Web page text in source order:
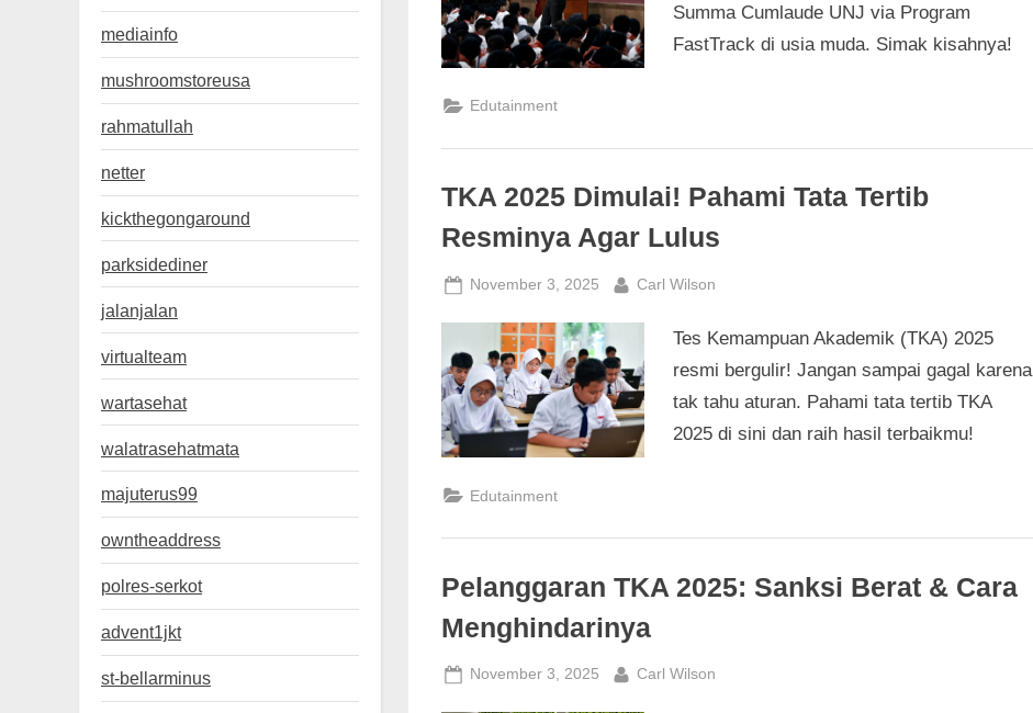
Summa Cumlaude UNJ via Program
FastTrack di usia muda. Simak kisahnya!
Edutainment
TKA 2025 Dimulai! Pahami Tata Tertib
Resminya Agar Lulus
Posted
November 3, 2025 By
Carl Wilson
Tes Kemampuan Akademik (TKA) 2025
resmi bergulir! Jangan sampai gagal karena
tak tahu aturan. Pahami tata tertib TKA
2025 di sini dan raih hasil terbaikmu!
Edutainment
Pelanggaran TKA 2025: Sanksi Berat & Cara
Menghindarinya
Posted
November 3, 2025 By
Carl Wilson
mediainfo
mushroomstoreusa
rahmatullah
netter
kickthegongaround
parksidediner
jalanjalan
virtualteam
wartasehat
walatrasehatmata
majuterus99
owntheaddress
polres-serkot
advent1jkt
st-bellarminus